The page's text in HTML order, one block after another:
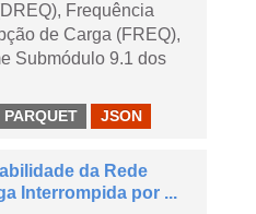
Frequência
de Carga (FREQ),
Submódulo 9.1 dos
PARQUET JSON
da Rede
Interrompida por ...